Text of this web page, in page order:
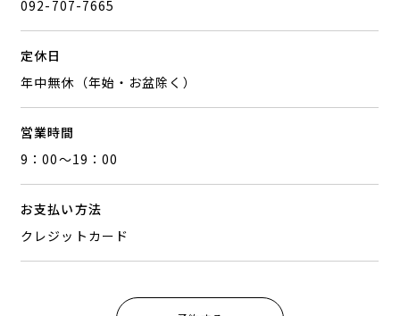
092-707-7665
定休日
年中無休（年始・お盆除く）
営業時間
9：00～19：00
お支払い方法
クレジットカード